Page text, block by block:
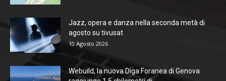
Jazz, opera e danza nella seconda metà di
agosto su tivusat
10 Agosto 2026
Webuild, la nuova Diga Foranea di Genova